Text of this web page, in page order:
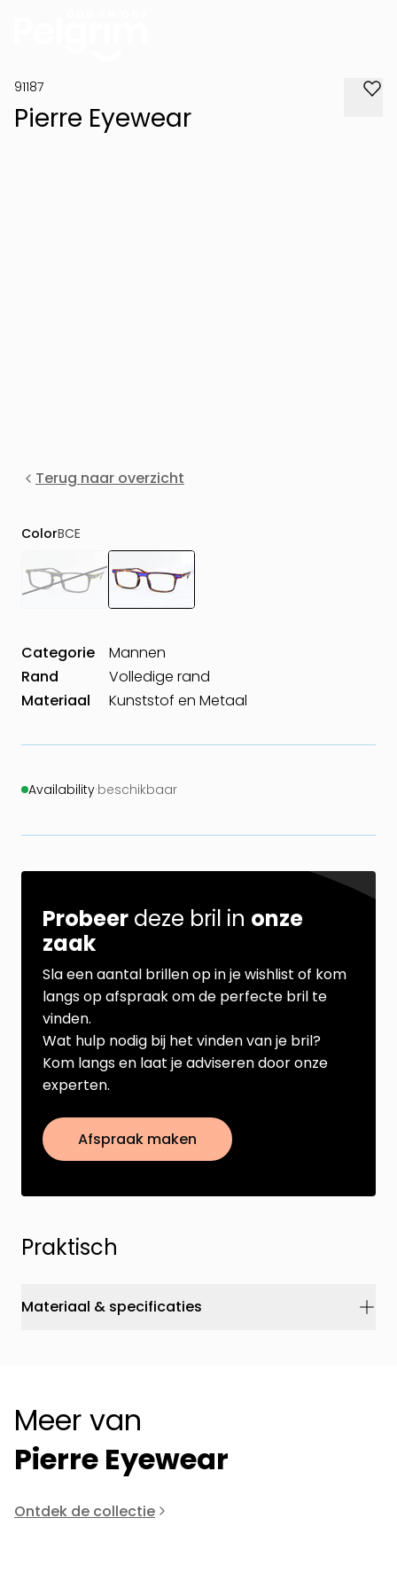
91187
Pierre Eyewear
Terug naar overzicht
ColorBCE
Categorie
Mannen
Rand
Volledige rand
Materiaal
Kunststof en Metaal
Availability·beschikbaar
Probeer deze bril in onze
zaak
Sla een aantal brillen op in je wishlist of kom
langs op afspraak om de perfecte bril te
vinden.
Wat hulp nodig bij het vinden van je bril?
Kom langs en laat je adviseren door onze
experten.
Afspraak maken
Praktisch
Materiaal & specificaties
Meer van
Pierre Eyewear
Ontdek de collectie